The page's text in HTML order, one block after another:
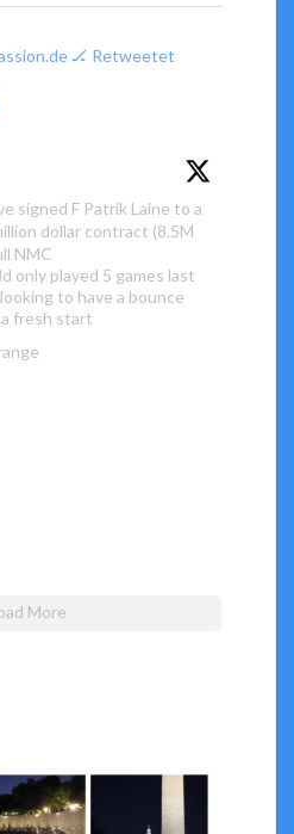
🏒 Retweetet
signed F Patrik Laine to a
dollar contract (8.5M
NMC
only played 5 games last
to have a bounce
a fresh start
More